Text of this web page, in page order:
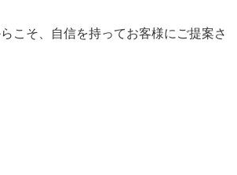
こそ、自信を持ってお客様にご提案さ